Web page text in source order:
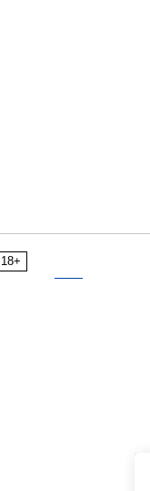
18+